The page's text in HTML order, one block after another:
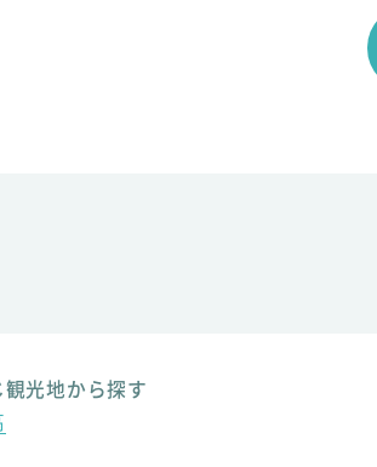
観光地から探す